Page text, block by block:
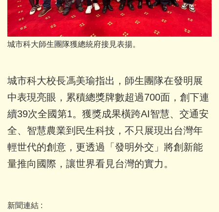
城市科大師生團隊獲總統府接見表揚。
城市科大校長馮美瑜指出，師生團隊在發明展
中表現亮眼，累積總獎牌數超過700面，創下連
續39次全國第1。獲獎成果橫跨AI智慧、交通安
全、智慧農業到民生科技，不只展現出台灣年
輕世代的創意，更透過「發明外交」將創新能
量推向國際，讓世界看見台灣的實力。
新聞連結 :